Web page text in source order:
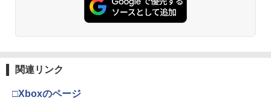
￥7,286
【純正品】Xbox ワイヤレス コントロー
￥3,523
関連リンク
□Xboxのページ